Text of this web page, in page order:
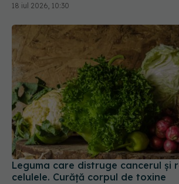
18 iul 2026, 10:30
Leguma care distruge cancerul și
celulele. Curăță corpul de toxine